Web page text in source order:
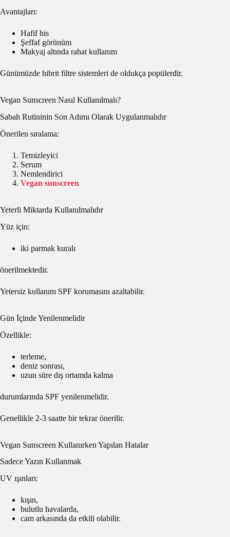
Avantajları:
Hafif his
Şeffaf görünüm
Makyaj altında rahat kullanım
Günümüzde hibrit filtre sistemleri de oldukça popülerdir.
Vegan Sunscreen Nasıl Kullanılmalı?
Sabah Rutininin Son Adımı Olarak Uygulanmalıdır
Önerilen sıralama:
Temizleyici
Serum
Nemlendirici
Vegan sunscreen
Yeterli Miktarda Kullanılmalıdır
Yüz için:
iki parmak kuralı
önerilmektedir.
Yetersiz kullanım SPF korumasını azaltabilir.
Gün İçinde Yenilenmelidir
Özellikle:
terleme,
deniz sonrası,
uzun süre dış ortamda kalma
durumlarında SPF yenilenmelidir.
Genellikle 2-3 saatte bir tekrar önerilir.
Vegan Sunscreen Kullanırken Yapılan Hatalar
Sadece Yazın Kullanmak
UV ışınları:
kışın,
bulutlu havalarda,
cam arkasında da etkili olabilir.